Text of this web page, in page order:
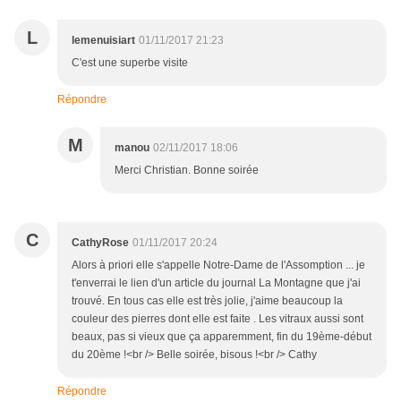
L lemenuisiart 01/11/2017 21:23
C'est une superbe visite
Répondre
M manou 02/11/2017 18:06
Merci Christian. Bonne soirée
C CathyRose 01/11/2017 20:24
Alors à priori elle s'appelle Notre-Dame de l'Assomption ... je
t'enverrai le lien d'un article du journal La Montagne que j'ai
trouvé. En tous cas elle est très jolie, j'aime beaucoup la
couleur des pierres dont elle est faite . Les vitraux aussi sont
beaux, pas si vieux que ça apparemment, fin du 19ème-début
du 20ème !<br /> Belle soirée, bisous !<br /> Cathy
Répondre